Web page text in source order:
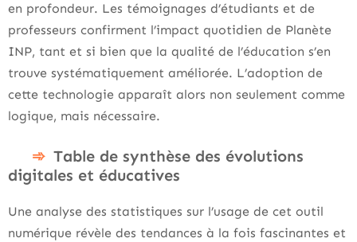
en profondeur. Les témoignages d’étudiants et de
professeurs confirment l’impact quotidien de Planète
INP, tant et si bien que la qualité de l’éducation s’en
trouve systématiquement améliorée. L’adoption de
cette technologie apparaît alors non seulement comme
logique, mais nécessaire.
Table de synthèse des évolutions
digitales et éducatives
Une analyse des statistiques sur l’usage de cet outil
numérique révèle des tendances à la fois fascinantes et